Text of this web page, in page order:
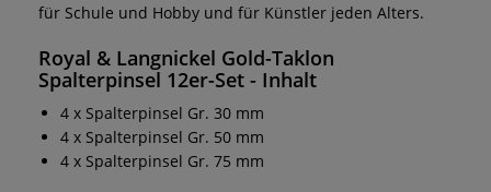
für Schule und Hobby und für Künstler jeden Alters.
Royal & Langnickel Gold-Taklon
Spalterpinsel 12er-Set - Inhalt
4 x Spalterpinsel Gr. 30 mm
4 x Spalterpinsel Gr. 50 mm
4 x Spalterpinsel Gr. 75 mm